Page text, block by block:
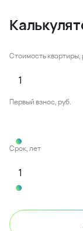
Стоимость квартиры,
Первый взнос, руб.
Срок, лет